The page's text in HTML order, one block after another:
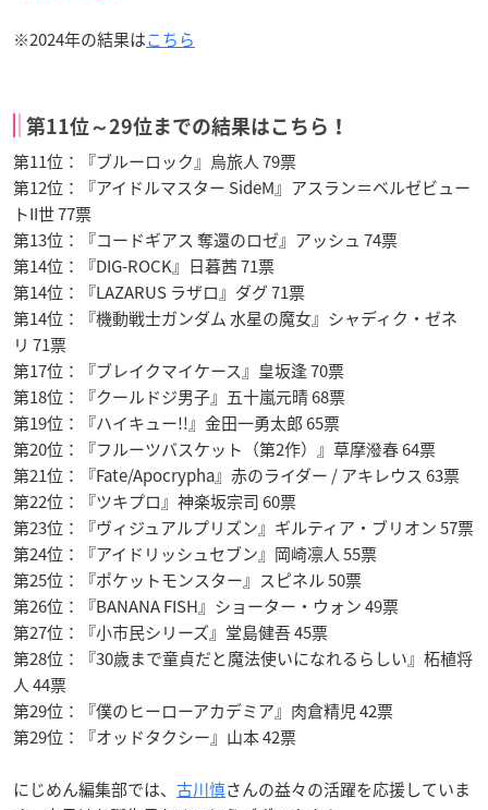
※2024年の結果はこちら
第11位～29位までの結果はこちら！
第11位：『ブルーロック』烏旅人 79票
第12位：『アイドルマスター SideM』アスラン＝ベルゼビュー
トII世 77票
第13位：『コードギアス 奪還のロゼ』アッシュ 74票
第14位：『DIG-ROCK』日暮茜 71票
第14位：『LAZARUS ラザロ』ダグ 71票
第14位：『機動戦士ガンダム 水星の魔女』シャディク・ゼネ
リ 71票
第17位：『ブレイクマイケース』皇坂逢 70票
第18位：『クールドジ男子』五十嵐元晴 68票
第19位：『ハイキュー!!』金田一勇太郎 65票
第20位：『フルーツバスケット（第2作）』草摩潑春 64票
第21位：『Fate/Apocrypha』赤のライダー / アキレウス 63票
第22位：『ツキプロ』神楽坂宗司 60票
第23位：『ヴィジュアルプリズン』ギルティア・ブリオン 57票
第24位：『アイドリッシュセブン』岡崎凛人 55票
第25位：『ポケットモンスター』スピネル 50票
第26位：『BANANA FISH』ショーター・ウォン 49票
第27位：『小市民シリーズ』堂島健吾 45票
第28位：『30歳まで童貞だと魔法使いになれるらしい』柘植将
人 44票
第29位：『僕のヒーローアカデミア』肉倉精児 42票
第29位：『オッドタクシー』山本 42票
にじめん編集部では、 古川慎さんの益々の活躍を応援していま